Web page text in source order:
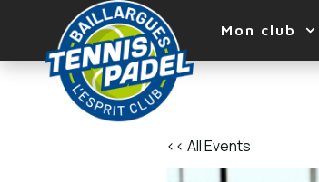
Mon club
<< All Events